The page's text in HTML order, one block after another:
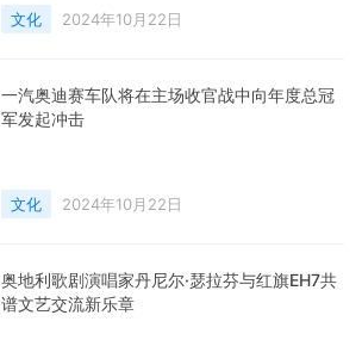
文化 2024年10月22日
一汽奥迪赛车队将在主场收官战中向年度总冠
军发起冲击
文化 2024年10月22日
奥地利歌剧演唱家丹尼尔·瑟拉芬与红旗EH7共
谱文艺交流新乐章